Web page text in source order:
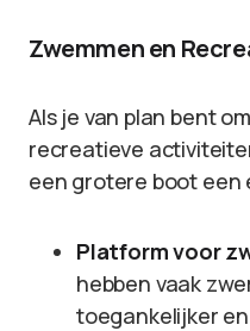
Zwemmen en
Als je van plan bent
recreatieve
een grotere boot een
Platform voor
hebben vaak
toegankelijker